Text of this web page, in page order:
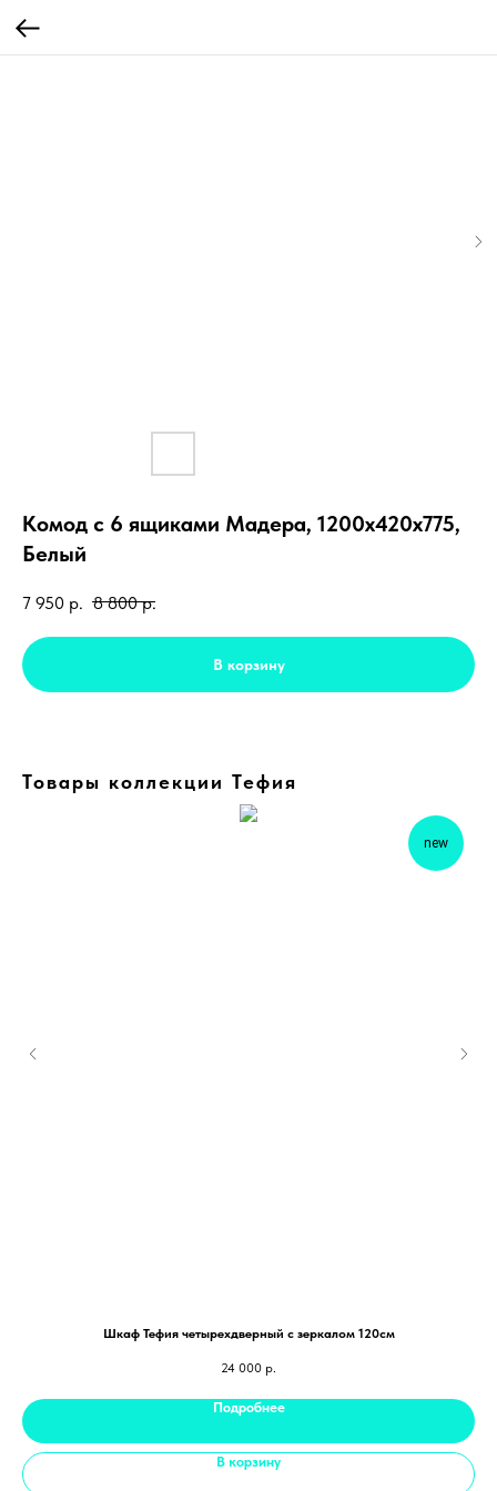
Комод с 6 ящиками Мадера, 1200х420х775,
Белый
7 950 р. 8 800 р.
В корзину
Товары коллекции Тефия
new
Шкаф Тефия четырехдверный с зеркалом 120см
24 000 р.
Подробнее
В корзину